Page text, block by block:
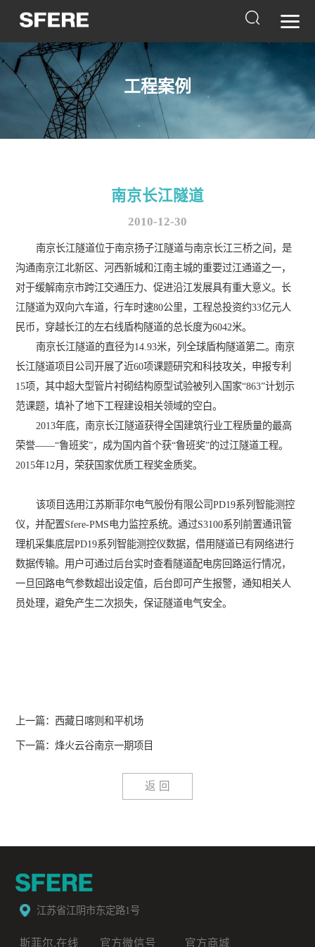
工程案例
南京长江隧道
2010-12-30
南京长江隧道位于南京扬子江隧道与南京长江三桥之间，是
沟通南京江北新区、河西新城和江南主城的重要过江通道之一，
对于缓解南京市跨江交通压力、促进沿江发展具有重大意义。长
江隧道为双向六车道，行车时速80公里，工程总投资约33亿元人
民币，穿越长江的左右线盾构隧道的总长度为6042米。
南京长江隧道的直径为14.93米，列全球盾构隧道第二。南京
长江隧道项目公司开展了近60项课题研究和科技攻关，申报专利
15项，其中超大型管片衬砌结构原型试验被列入国家“863”计划示
范课题，填补了地下工程建设相关领域的空白。
2013年底，南京长江隧道获得全国建筑行业工程质量的最高
荣誉——“鲁班奖”，成为国内首个获“鲁班奖”的过江隧道工程。
2015年12月，荣获国家优质工程奖金质奖。
该项目选用江苏斯菲尔电气股份有限公司PD19系列智能测控
仪，并配置Sfere-PMS电力监控系统。通过S3100系列前置通讯管
理机采集底层PD19系列智能测控仪数据，借用隧道已有网络进行
数据传输。用户可通过后台实时查看隧道配电房回路运行情况，
一旦回路电气参数超出设定值，后台即可产生报警，通知相关人
员处理，避免产生二次损失，保证隧道电气安全。
上一篇：西藏日喀则和平机场
下一篇：烽火云谷南京一期项目
返 回
江苏省江阴市东定路1号
斯菲尔.在线 官方微信号 官方商城